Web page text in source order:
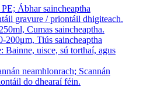
Ábhar saincheaptha
gravure / priontáil dhigiteach.
Cumas saincheaptha.
200μm, Tiús saincheaptha
Bainne, uisce, sú torthaí, agus
neamhlonrach; Scannán
do dhearaí féin.